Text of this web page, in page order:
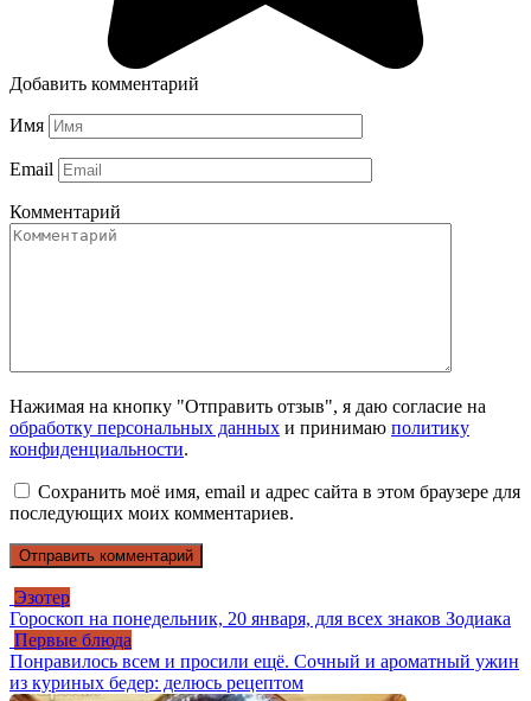
Добавить комментарий
Имя
Email
Комментарий
Нажимая на кнопку "Отправить отзыв", я даю согласие на
обработку персональных данных и принимаю политику
конфиденциальности.
Сохранить моё имя, email и адрес сайта в этом браузере для
последующих моих комментариев.
Эзотер
Гороскоп на понедельник, 20 января, для всех знаков Зодиака
Первые блюда
Понравилось всем и просили ещё. Сочный и ароматный ужин
из куриных бедер: делюсь рецептом